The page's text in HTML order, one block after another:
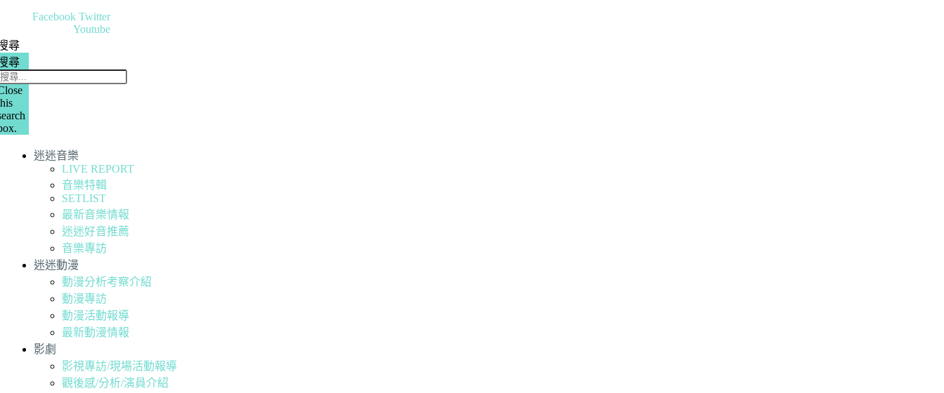
Facebook Twitter
Youtube
尋
尋
迷迷音樂
LIVE REPORT
音樂特輯
SETLIST
最新音樂情報
迷迷好音推薦
音樂專訪
迷迷動漫
動漫分析考察介紹
動漫專訪
動漫活動報導
最新動漫情報
影劇
影視專訪/現場活動報導
觀後感/分析/演員介紹